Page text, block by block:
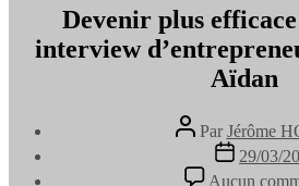
Devenir plus
interview
Aïdan
Auteur
de
l’article
Par Jérôme
Date29/03/
Aucun